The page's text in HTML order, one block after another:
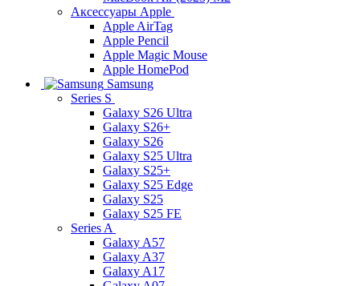
Аксессуары Apple
Apple AirTag
Apple Pencil
Apple Magic Mouse
Apple HomePod
Samsung
Series S
Galaxy S26 Ultra
Galaxy S26+
Galaxy S26
Galaxy S25 Ultra
Galaxy S25+
Galaxy S25 Edge
Galaxy S25
Galaxy S25 FE
Series A
Galaxy A57
Galaxy A37
Galaxy A17